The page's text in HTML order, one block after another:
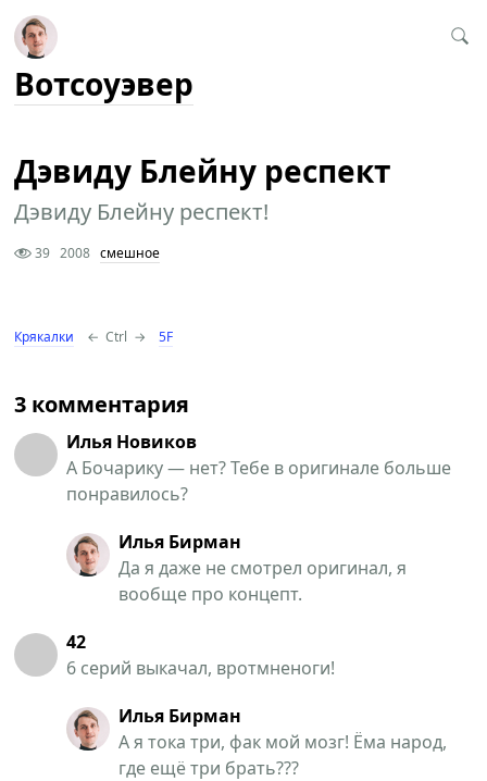
Вотсоуэвер
Дэвиду Блейну респект
Дэвиду Блейну респект!
39 2008 смешное
Крякалки ← Ctrl → 5F
3 комментария
Илья Новиков
А Бочарику — нет? Тебе в оригинале больше
понравилось?
Илья Бирман
Да я даже не смотрел оригинал, я
вообще про концепт.
42
6 серий выкачал, вротмненоги!
Илья Бирман
А я тока три, фак мой мозг! Ёма народ,
где ещё три брать???